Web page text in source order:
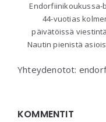
Endorfiinikoukussa-
44-vuotias
päivätöissä
Nautin pienistä
Yhteydenotot:
KOMMENTIT